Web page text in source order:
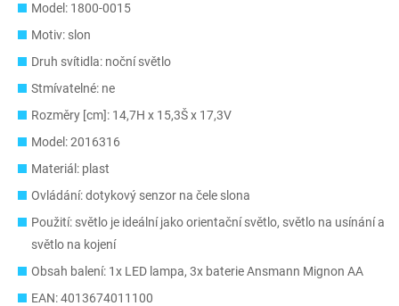
Model: 1800-0015
Motiv: slon
Druh svítidla: noční světlo
Stmívatelné: ne
Rozměry [cm]: 14,7H x 15,3Š x 17,3V
Model: ‎2016316
Materiál: plast
Ovládání: dotykový senzor na čele slona
Použití: světlo je ideální jako orientační světlo, světlo na usínání a
světlo na kojení
Obsah balení: 1x LED lampa, 3x baterie Ansmann Mignon AA
EAN: 4013674011100